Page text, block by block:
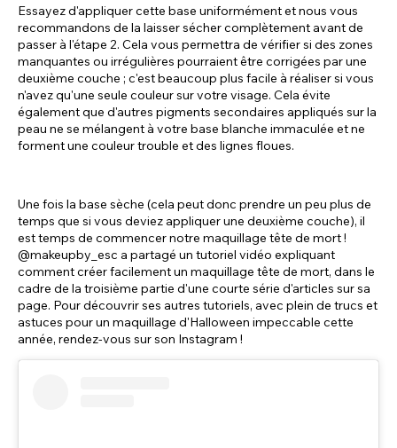
luminosité !
Essayez d'appliquer cette base uniformément et nous vous
recommandons de la laisser sécher complètement avant de
passer à l'étape 2. Cela vous permettra de vérifier si des zones
manquantes ou irrégulières pourraient être corrigées par une
deuxième couche ; c'est beaucoup plus facile à réaliser si vous
n'avez qu'une seule couleur sur votre visage. Cela évite
également que d'autres pigments secondaires appliqués sur la
peau ne se mélangent à votre base blanche immaculée et ne
forment une couleur trouble et des lignes floues.
Une fois la base sèche (cela peut donc prendre un peu plus de
temps que si vous deviez appliquer une deuxième couche), il
est temps de commencer notre maquillage tête de mort !
@makeupby_esc a partagé un tutoriel vidéo expliquant
comment créer facilement un maquillage tête de mort, dans le
cadre de la troisième partie d'une courte série d'articles sur sa
page. Pour découvrir ses autres tutoriels, avec plein de trucs et
astuces pour un maquillage d'Halloween impeccable cette
année, rendez-vous sur son Instagram !